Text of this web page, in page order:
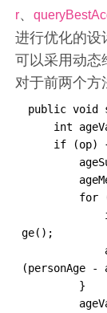
r、
进行优化的设
可以采用动态
对于前两个方
public void
int
if (op)
ageSum
ageMean
for (int
int
ge();
(personAge -
}
ageVar =